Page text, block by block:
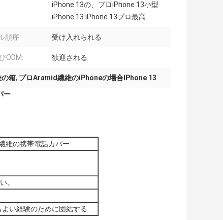
iPhone 13の、プロiPhone 13小型
iPhone 13 iPhone 13プロ最高
順序: 受け入れられる
ODM: 歓迎される
箱, プロAramid繊維のiPhoneの場合IPhone 13
ー
維の携帯電話カバー
。
い経験のために団結する